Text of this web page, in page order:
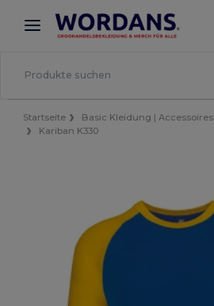
× Wordans App
Bessere Preise in der App!
Startseite Basic Kleidung | Accessoires
Kariban K330